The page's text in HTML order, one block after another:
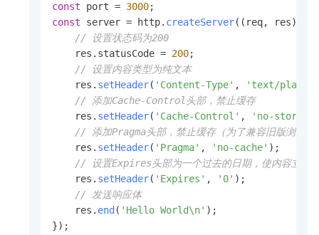
const port = 3000
const server = http. createServer( ( req, res) =>
// 设置状态码为200
    res.
statusCode = 200;
// 设置内容类型为纯文本
    res.
setHeader( 'Content-Type' , 'text/plain'
// 添加Cache-Control头部，禁止缓存
    res.
setHeader( 'Cache-Control' ,
'no-store,
// 添加Pragma头部，禁止缓存（为了兼容旧版浏览器
    res.
setHeader( 'Pragma' , 'no-cache' );
// 设置Expires头部为一个过去的日期，使内容立
    res.
setHeader( 'Expires' , '0' );
// 发送响应体
    res.
end ( 'Hello World\n' );